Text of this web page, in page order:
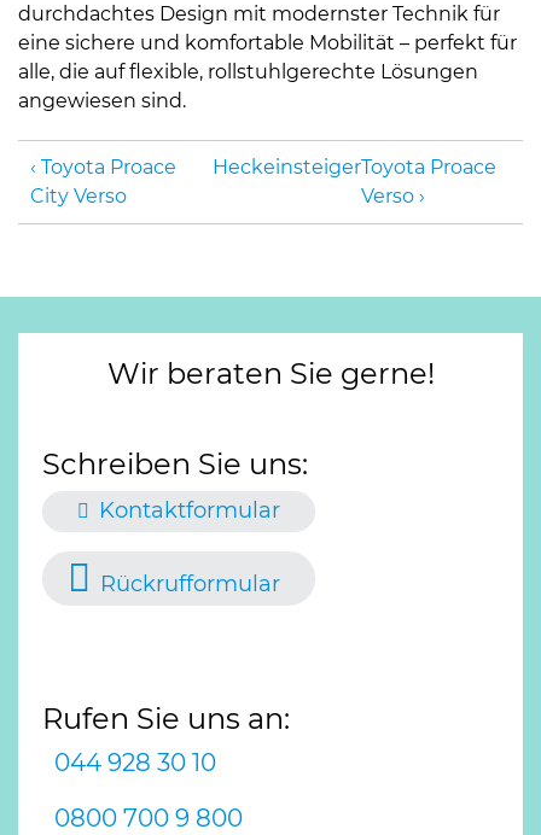
durchdachtes Design mit modernster Technik für
eine sichere und komfortable Mobilität – perfekt für
alle, die auf flexible, rollstuhlgerechte Lösungen
angewiesen sind.
Toyota Proace
City Verso
HeckeinsteigerToyota Proace
Verso
Wir beraten Sie gerne!
Schreiben Sie uns:
Kontaktformular
Rückrufformular
Rufen Sie uns an:
044 928 30 10
0800 700 9 800